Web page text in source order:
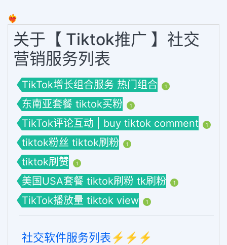
❤️‍🔥
关于【 Tiktok推广 】社交
营销服务列表
TikTok增长组合服务 热门组合 1
东南亚套餐 tiktok买粉 1
TikTok评论互动 | buy tiktok comment 1
tiktok粉丝 tiktok刷粉 1
tiktok刷赞 1
美国USA套餐 tiktok刷粉 tk刷粉 1
TikTok播放量 tiktok view 1
社交软件服务列表⚡️⚡️⚡️